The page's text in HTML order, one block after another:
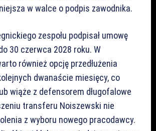
w walce o podpis zawodnika.
zespołu podpisał umowę
30 czerwca 2028 roku. W
również opcję przedłużenia
dwanaście miesięcy, co
wiąże z defensorem długofalowe
transferu Noiszewski nie
z wyboru nowego pracodawcy.